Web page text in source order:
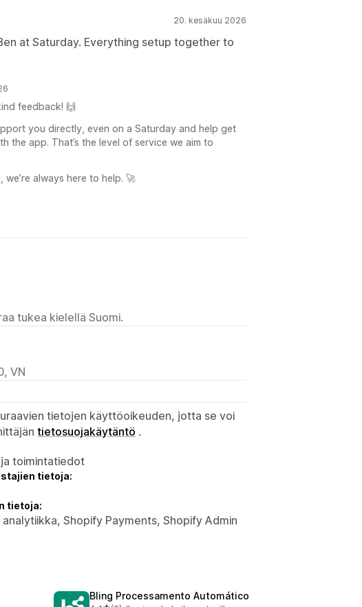
20. kesäkuu 2026
at Saturday. Everything setup together to
feedback! 🙌
you directly, even on a Saturday and help get
the app. That’s the level of service we aim to
always here to help. 🚀
tukea kielellä Suomi.
VN
tietojen käyttöoikeuden, jotta se voi
tietosuojakäytäntö .
toimintatiedot
tietoja:
tietoja:
Shopify Payments, Shopify Admin
Bling Processamento Automático